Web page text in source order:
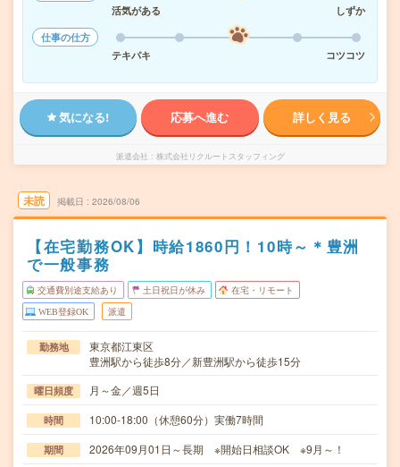
活気がある
しずか
仕事の仕方
テキパキ
コツコツ
気になる! 応募へ進む 詳しく見る
派遣会社 株式会社リクルートスタッフィング
未読 掲載日 2026/08/06
【在宅勤務OK】時給1860円！10時～＊豊洲
で一般事務
交通費別途支給あり 土日祝日が休み 在宅・リモート
WEB登録OK 派遣
勤務地
東京都江東区
豊洲駅から徒歩8分／新豊洲駅から徒歩15分
曜日頻度 月～金／週5日
時間 10:00-18:00（休憩60分）実働7時間
期間 2026年09月01日～長期 ※開始日相談OK ※9月～！